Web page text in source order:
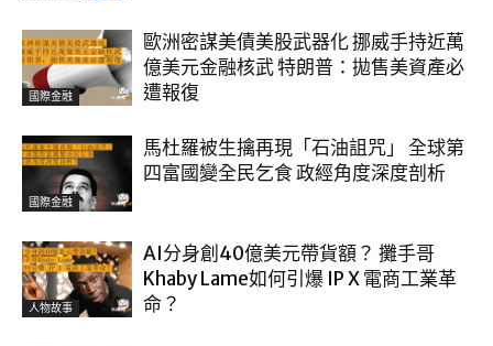
國際金融
歐洲密謀美債美股武器化 挪威手持近萬
億美元金融核武 特朗普：拋售美資產必
遭報復
國際金融
馬杜羅被生擒再現「石油詛咒」 全球第
四富國變全民乞食 政經角度深度剖析
人物故事
AI分身創40億美元帶貨額？ 攤手哥
Khaby Lame如何引爆 IP X 電商工業革
命？